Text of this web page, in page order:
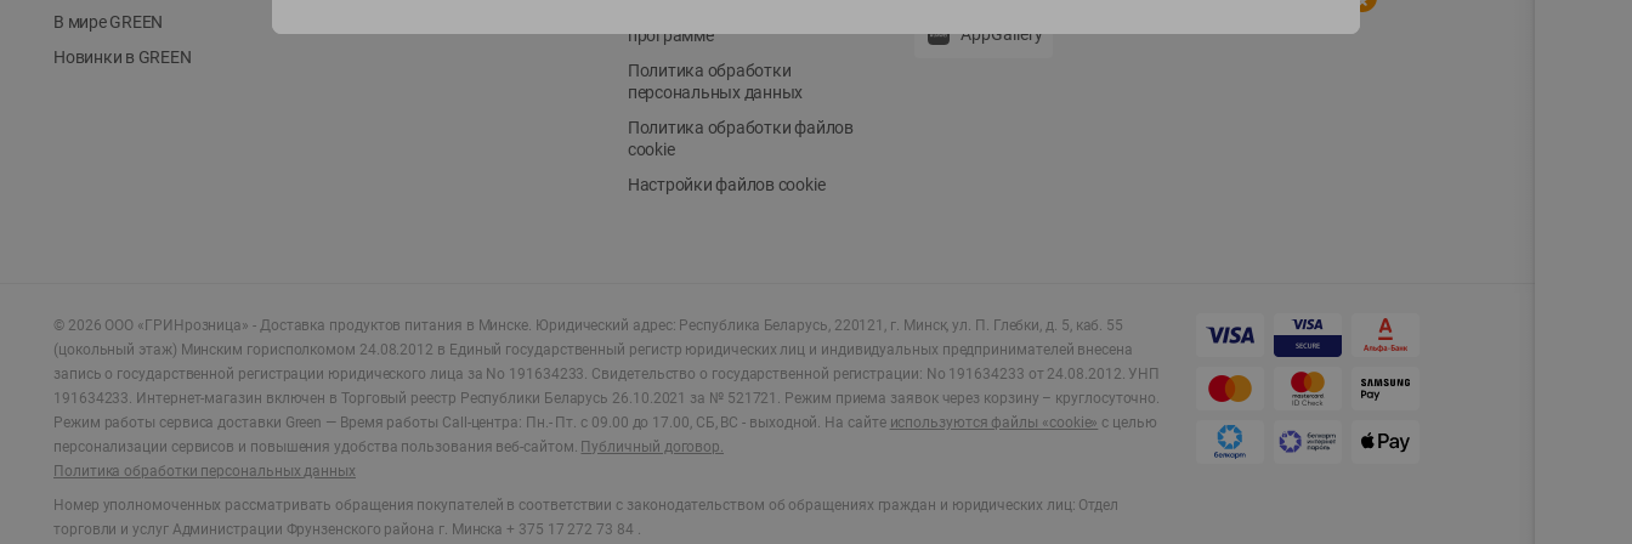
В мире GREEN
Новинки в GREEN
программе
Политика обработки
персональных данных
Политика обработки файлов
cookie
Настройки файлов cookie
AppGallery
© 2026 ООО «ГРИНрозница» - Доставка продуктов питания в Минске. Юридический адрес: Республика Беларусь, 220121, г. Минск, ул. П. Глебки, д. 5, каб. 55
(цокольный этаж) Минским горисполкомом 24.08.2012 в Единый государственный регистр юридических лиц и индивидуальных предпринимателей внесена
запись о государственной регистрации юридического лица за No 191634233. Свидетельство о государственной регистрации: No 191634233 от 24.08.2012. УНП
191634233. Интернет-магазин включен в Торговый реестр Республики Беларусь 26.10.2021 за № 521721. Режим приема заявок через корзину – круглосуточно.
Режим работы сервиса доставки Green — Время работы Call-центра: Пн.- Пт. с 09.00 до 17.00, СБ, ВС - выходной. На сайте используются файлы «cookie» с целью
персонализации сервисов и повышения удобства пользования веб-сайтом. Публичный договор.
Политика обработки персональных данных
Номер уполномоченных рассматривать обращения покупателей в соответствии с законодательством об обращениях граждан и юридических лиц: Отдел
торговли и услуг Администрации Фрунзенского района г. Минска + 375 17 272 73 84 .